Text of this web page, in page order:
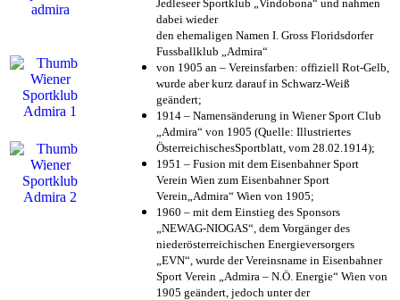
Jedleseer Sportklub „Vindobona“ und nahmen
dabei wieder
den ehemaligen Namen I. Gross Floridsdorfer
Fussballklub „Admira“
von 1905 an – Vereinsfarben: offiziell Rot-Gelb,
wurde aber kurz darauf in Schwarz-Weiß
geändert;
1914 – Namensänderung in Wiener Sport Club
„Admira“ von 1905 (Quelle: Illustriertes
ÖsterreichischesSportblatt, vom 28.02.1914);
1951 – Fusion mit dem Eisenbahner Sport
Verein Wien zum Eisenbahner Sport
Verein„Admira“ Wien von 1905;
1960 – mit dem Einstieg des Sponsors
„NEWAG-NIOGAS“, dem Vorgänger des
niederösterreichischen Energieversorgers
„EVN“, wurde der Vereinsname in Eisenbahner
Sport Verein „Admira – N.Ö. Energie“ Wien von
1905 geändert, jedoch unter der